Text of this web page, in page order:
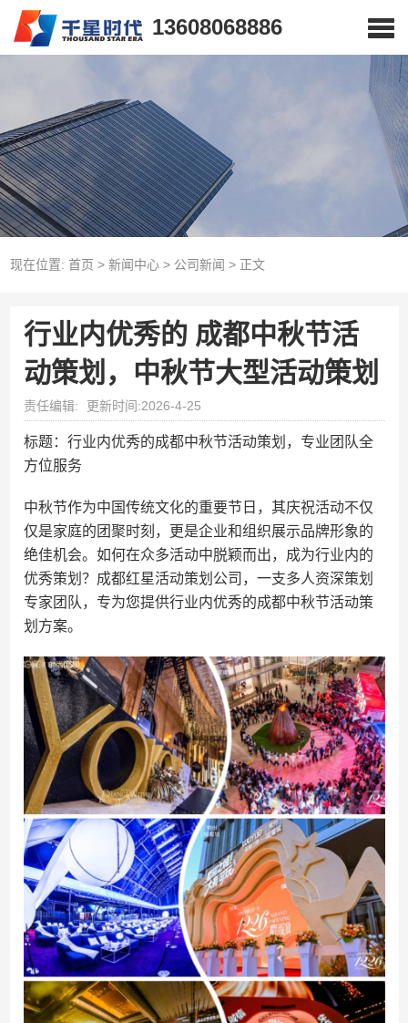
13608068886
现在位置: 首页 > 新闻中心> 公司新闻 > 正文
行业内优秀的 成都中秋节活
动策划，中秋节大型活动策划
责任编辑: 更新时间:2026-4-25
标题：行业内优秀的成都中秋节活动策划，专业团队全
方位服务
中秋节作为中国传统文化的重要节日，其庆祝活动不仅
仅是家庭的团聚时刻，更是企业和组织展示品牌形象的
绝佳机会。如何在众多活动中脱颖而出，成为行业内的
优秀策划？成都红星活动策划公司，一支多人资深策划
专家团队，专为您提供行业内优秀的成都中秋节活动策
划方案。